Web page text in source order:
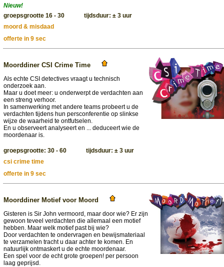
Nieuw!
groepsgrootte 16 - 30 tijdsduur: ± 3 uur
moord & misdaad
offerte in 9 sec
Moorddiner CSI Crime Time
Als echte CSI detectives vraagt u technisch
onderzoek aan.
Maar u doet meer: u onderwerpt de verdachten aan
een streng verhoor.
In samenwerking met andere teams probeert u de
verdachten tijdens hun persconferentie op slinkse
wijze de waarheid te ontfutselen.
En u observeert analyseert en ... deduceert wie de
moordenaar is.
groepsgrootte: 30 - 60 tijdsduur: ± 3 uur
csi crime time
offerte in 9 sec
Moorddiner Motief voor Moord
Gisteren is Sir John vermoord, maar door wie? Er zijn
gewoon teveel verdachten die allemaal een motief
hebben. Maar welk motief past bij wie?
Door verdachten te ondervragen en bewijsmateriaal
te verzamelen tracht u daar achter te komen. En
natuurlijk ontmaskert u de echte moordenaar.
Een spel voor de echt grote groepen! per persoon
laag geprijsd.